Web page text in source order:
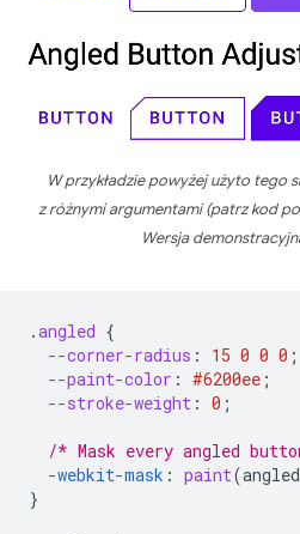
W przykładzie powyżej użyto tego
z różnymi argumentami (patrz kod
Wersja
.angled {
--corner-radius : 15 0 0 0 ;
--paint-color : #6200ee ;
--stroke-weight : 0 ;
/* Mask every angled
-webkit-mask : paint(angled
}